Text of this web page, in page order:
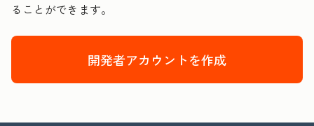
ることができます。
開発者アカウントを作成